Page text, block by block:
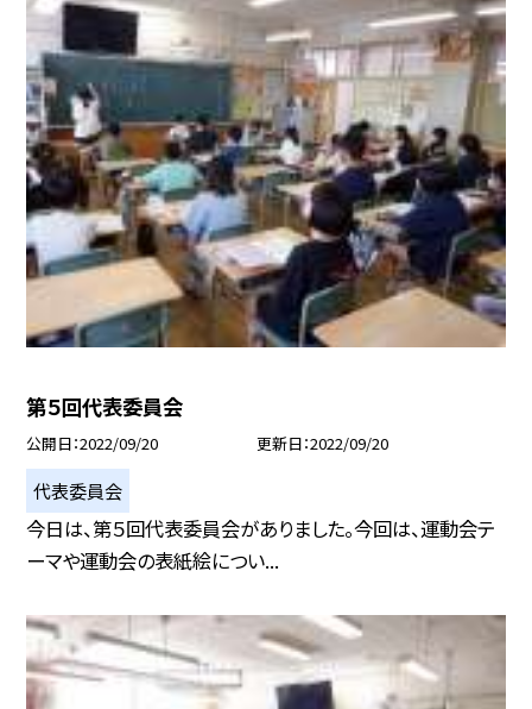
第５回代表委員会
公開日 2022/09/20 更新日 2022/09/20
代表委員会
今日は、第５回代表委員会がありました。今回は、運動会テ
ーマや運動会の表紙絵につい...